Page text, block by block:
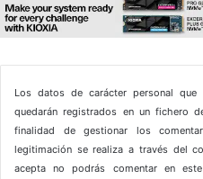
Los datos de carácter personal
quedarán registrados en un fichero
finalidad de gestionar los
legitimación se realiza a través del
acepta no podrás comentar en